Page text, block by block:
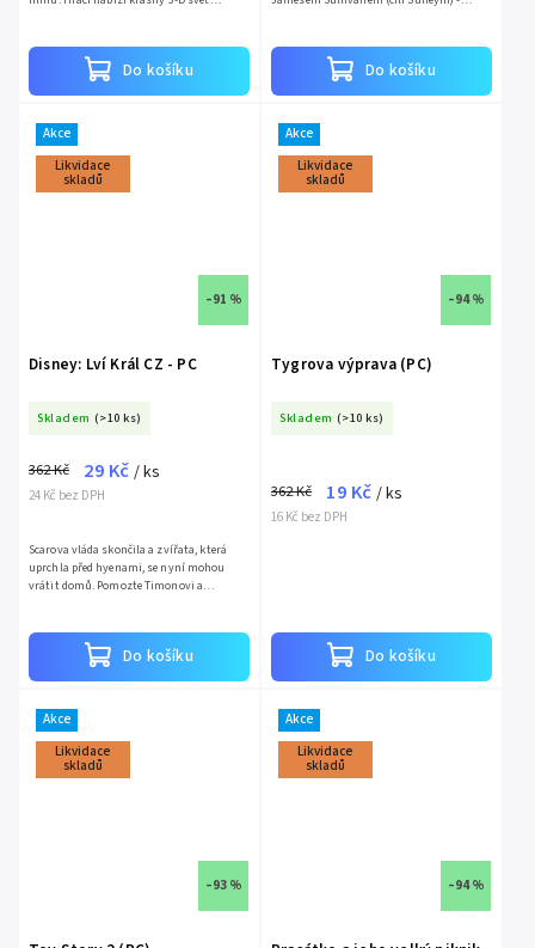
Do košíku Do košíku
Akce
Likvidace
skladů
–91 %
Disney: Lví Král CZ - PC
Skladem (>10 ks)
24 Kč bez DPH
362 Kč 29 Kč / ks
Do košíku
Scarova vláda skončila a zvířata, která
uprchla před hyenami, se nyní mohou
vrátit domů. Pomozte Timonovi a
Akce
Likvidace
skladů
–94 %
Tygrova výprava (PC)
Skladem (>10 ks)
16 Kč bez DPH
362 Kč 19 Kč / ks
Do košíku
Akce
Likvidace
skladů
–93 %
Akce
Likvidace
skladů
–94 %